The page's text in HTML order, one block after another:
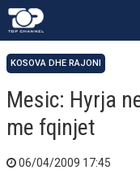
KOSOVA DHE RAJONI
Mesic: Hyrja
me fqinjet
06/04/2009 17:45